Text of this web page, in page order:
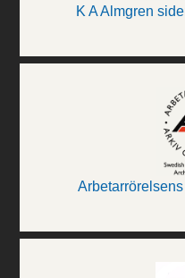
K A Almgren